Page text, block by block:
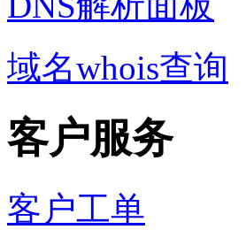
域名whois查询
客户服务
客户工单